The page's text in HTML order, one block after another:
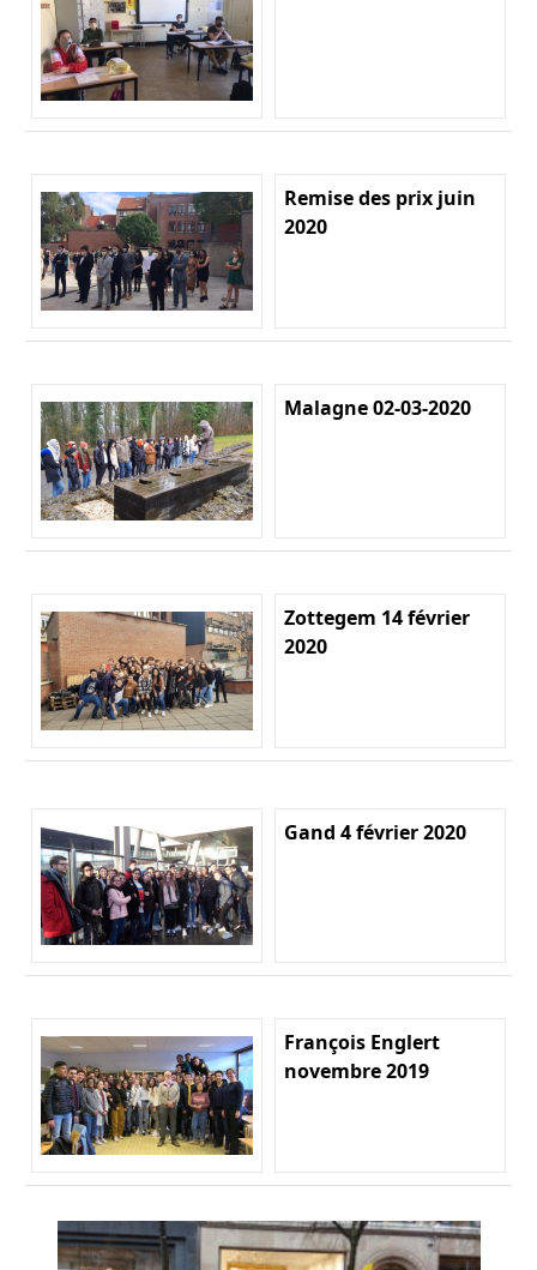
Remise des prix juin
2020
Malagne 02-03-2020
Zottegem 14 février
2020
Gand 4 février 2020
François Englert
novembre 2019